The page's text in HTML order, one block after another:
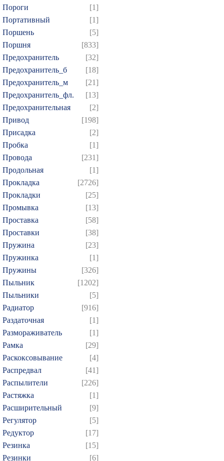
Пороги
[1]
Портативный
[1]
Поршень
[5]
Поршня
[833]
Предохранитель
[32]
Предохранитель_б
[18]
Предохранитель_м
[21]
Предохранитель_фл.
[13]
Предохранительная
[2]
Привод
[198]
Присадка
[2]
Пробка
[1]
Провода
[231]
Продольная
[1]
Прокладка
[2726]
Прокладки
[25]
Промывка
[13]
Проставка
[58]
Проставки
[38]
Пружина
[23]
Пружинка
[1]
Пружины
[326]
Пыльник
[1202]
Пыльники
[5]
Радиатор
[916]
Раздаточная
[1]
Размораживатель
[1]
Рамка
[29]
Раскоксовывание
[4]
Распредвал
[41]
Распылители
[226]
Растяжка
[1]
Расширительный
[9]
Регулятор
[5]
Редуктор
[17]
Резинка
[15]
Резинки
[6]